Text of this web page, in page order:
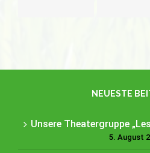
NEUESTE
Unsere Theatergruppe
5. August